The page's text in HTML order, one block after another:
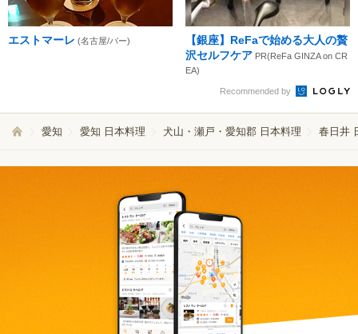
エストマーレ (名古屋/バー)
【銀座】ReFaで始める大人の贅
沢セルフケア PR(ReFa GINZA on CR
EA)
Recommended by
愛知 愛知 日本料理 犬山・瀬戸・愛知郡 日本料理 春日井